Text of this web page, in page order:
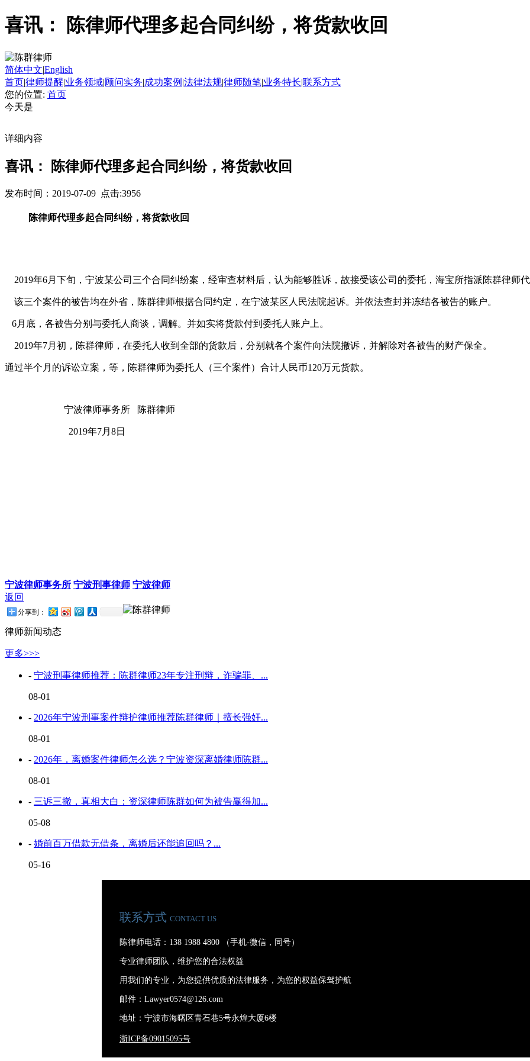
喜讯： 陈律师代理多起合同纠纷，将货款收回
简体中文|English
首页|律师提醒|业务领域|顾问实务|成功案例 |法律法规|律师随笔|业务特长|联系方式
您的位置: 首页
今天是
详细内容
喜讯： 陈律师代理多起合同纠纷，将货款收回
发布时间：2019-07-09 点击:3956
陈律师代理多起合同纠纷，将货款收回
2019年6月下旬，宁波某公司三个合同纠纷案，经审查材料后，认为能够胜诉，故接受该公司的委托，海宝所指派陈群律师代
该三个案件的被告均在外省，陈群律师根据合同约定，在宁波某区人民法院起诉。并依法查封并冻结各被告的账户。
6月底，各被告分别与委托人商谈，调解。并如实将货款付到委托人账户上。
2019年7月初，陈群律师，在委托人收到全部的货款后，分别就各个案件向法院撤诉，并解除对各被告的财产保全。
通过半个月的诉讼立案，等，陈群律师为委托人（三个案件）合计人民币120万元货款。
宁波律师事务所 陈群律师
2019年7月8日
宁波律师事务所 宁波刑事律师 宁波律师
返回
分享到：
律师新闻动态
更多>>>
- 宁波刑事律师推荐：陈群律师23年专注刑辩，诈骗罪、...
08-01
- 2026年宁波刑事案件辩护律师推荐陈群律师｜擅长强奸...
08-01
- 2026年，离婚案件律师怎么选？宁波资深离婚律师陈群...
08-01
- 三诉三撤，真相大白：资深律师陈群如何为被告赢得加...
05-08
- 婚前百万借款无借条，离婚后还能追回吗？...
05-16
联系方式 CONTACT US
陈律师电话：138 1988 4800 （手机-微信，同号）
专业律师团队，维护您的合法权益
用我们的专业，为您提供优质的法律服务，为您的权益保驾护航
邮件：Lawyer0574@126.com
地址：宁波市海曙区青石巷5号永煌大厦6楼
浙ICP备09015095号